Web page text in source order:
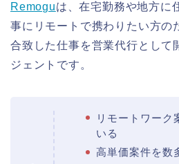
Remoguは、在宅勤務や地方に
事にリモートで携わりたい方の
合致した仕事を営業代行として
ジェントです。
リモートワーク
いる
高単価案件を数